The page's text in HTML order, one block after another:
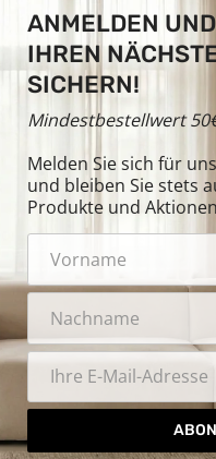
ANMELDEN
IHREN
SICHERN!
Mindestbestellwert
Melden Sie sich für
und bleiben Sie stets
Produkte und